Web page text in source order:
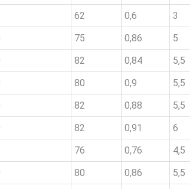
62 0,6 3
75 0,86 5
82 0,84 5,5
80 0,9 5,5
82 0,88 5,5
82 0,91 6
76 0,76 4,5
80 0,86 5,5